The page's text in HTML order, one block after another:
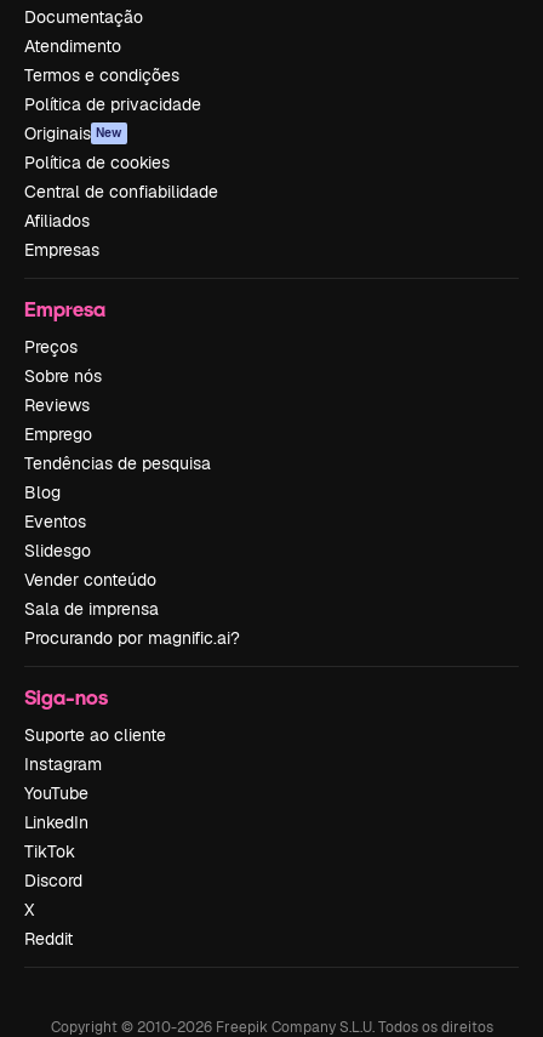
Documentação
Atendimento
Termos e condições
Política de privacidade
Originais New
Política de cookies
Central de confiabilidade
Afiliados
Empresas
Empresa
Preços
Sobre nós
Reviews
Emprego
Tendências de pesquisa
Blog
Eventos
Slidesgo
Vender conteúdo
Sala de imprensa
Procurando por magnific.ai?
Siga-nos
Suporte ao cliente
Instagram
YouTube
LinkedIn
TikTok
Discord
X
Reddit
Copyright © 2010-2026Freepik Company S.L.U. Todos os direitos